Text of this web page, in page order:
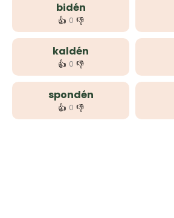
bidén
👍 0 👎
kaldén
👍 0 👎
spondén
👍 0 👎